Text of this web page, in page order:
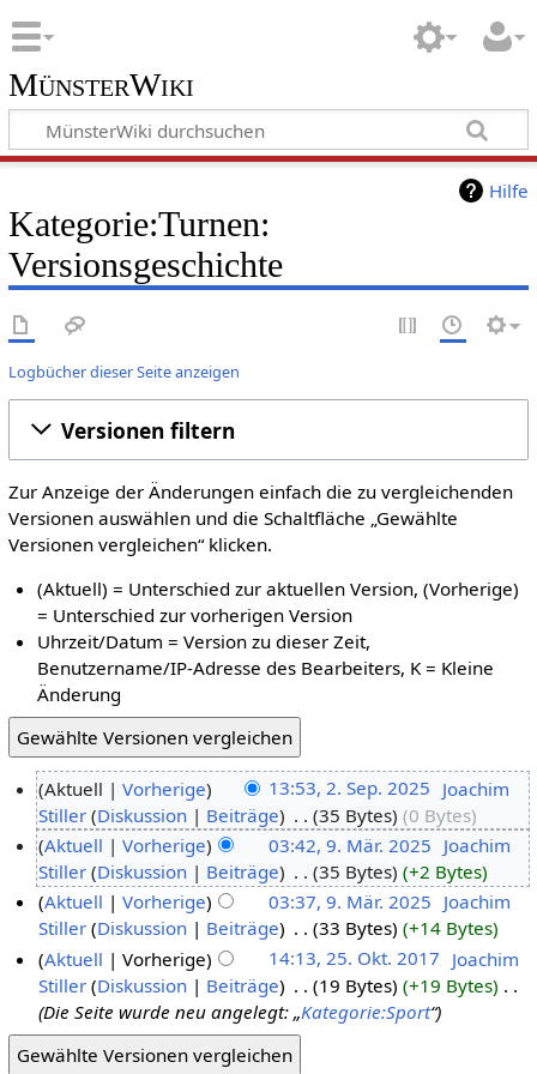
MünsterWiki
Hilfe
Kategorie:Turnen:
Versionsgeschichte
Logbücher dieser Seite anzeigen
Versionen filtern
Zur Anzeige der Änderungen einfach die zu vergleichenden
Versionen auswählen und die Schaltfläche „Gewählte
Versionen vergleichen“ klicken.
(Aktuell) = Unterschied zur aktuellen Version, (Vorherige)
= Unterschied zur vorherigen Version
Uhrzeit/Datum = Version zu dieser Zeit,
Benutzername/IP-Adresse des Bearbeiters, K = Kleine
Änderung
Aktuell Vorherige 13:53, 2. Sep. 2025 Joachim
Stiller Diskussion Beiträge 35 Bytes
0 Bytes
Aktuell
Vorherige 03:42, 9. Mär. 2025 Joachim
Stiller Diskussion Beiträge 35 Bytes
+2 Bytes
Aktuell
Vorherige 03:37, 9. Mär. 2025 Joachim
Stiller Diskussion Beiträge 33 Bytes
+14 Bytes
Aktuell
Vorherige 14:13, 25. Okt. 2017 Joachim
Stiller Diskussion Beiträge 19 Bytes +19 Bytes
Die Seite wurde neu angelegt: „Kategorie:Sport“